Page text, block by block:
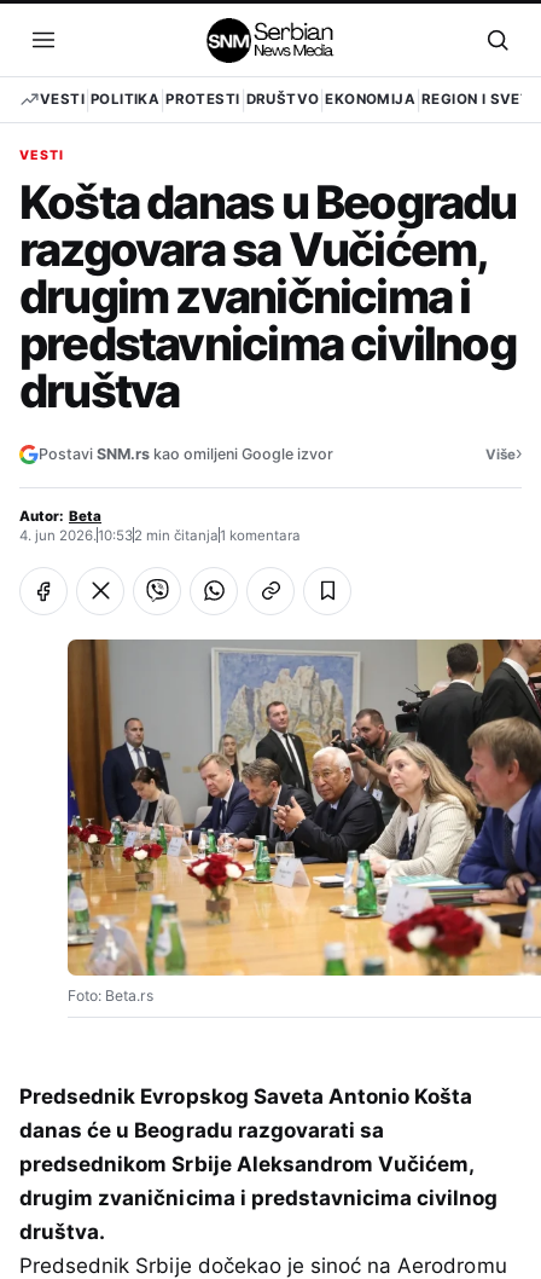
sadržaj
Otvori
meni
VESTI POLITIKA PROTESTI DRUŠTVO EKONOMIJA REGION I SVET
VESTI
Košta danas u Beogradu
razgovara sa Vučićem,
drugim zvaničnicima i
predstavnicima civilnog
društva
Postavi SNM.rs kao omiljeni Google izvor Više›
Autor: Beta
4. jun 2026.10:532 min čitanja1 komentara
Foto: Beta.rs
Predsednik Evropskog Saveta Antonio Košta
danas će u Beogradu razgovarati sa
predsednikom Srbije Aleksandrom Vučićem,
drugim zvaničnicima i predstavnicima civilnog
društva.
Predsednik Srbije dočekao je sinoć na Aerodromu